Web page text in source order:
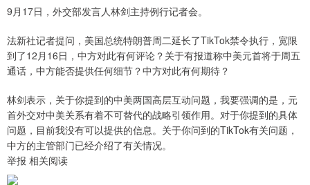
9月17日，外交部发言人林剑主持例行记者会。
法新社记者提问，美国总统特朗普周二延长了TikTok禁令执行，宽限
到了12月16日，中方对此有何评论？关于有报道称中美元首将于周五
通话，中方能否提供任何细节？中方对此有何期待？
林剑表示，关于你提到的中美两国高层互动问题，我要强调的是，元
首外交对中美关系有着不可替代的战略引领作用。对于你提到的具体
问题，目前我没有可以提供的信息。关于你问到的TikTok有关问题，
中方的主管部门已经介绍了有关情况。
举报 相关阅读